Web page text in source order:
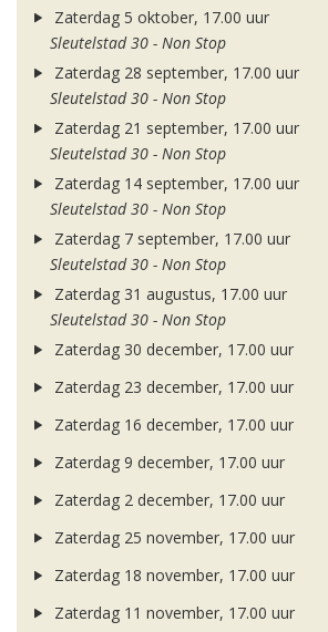
Zaterdag 5 oktober, 17.00 uur
Sleutelstad 30 - Non Stop
Zaterdag 28 september, 17.00 uur
Sleutelstad 30 - Non Stop
Zaterdag 21 september, 17.00 uur
Sleutelstad 30 - Non Stop
Zaterdag 14 september, 17.00 uur
Sleutelstad 30 - Non Stop
Zaterdag 7 september, 17.00 uur
Sleutelstad 30 - Non Stop
Zaterdag 31 augustus, 17.00 uur
Sleutelstad 30 - Non Stop
Zaterdag 30 december, 17.00 uur
Zaterdag 23 december, 17.00 uur
Zaterdag 16 december, 17.00 uur
Zaterdag 9 december, 17.00 uur
Zaterdag 2 december, 17.00 uur
Zaterdag 25 november, 17.00 uur
Zaterdag 18 november, 17.00 uur
Zaterdag 11 november, 17.00 uur